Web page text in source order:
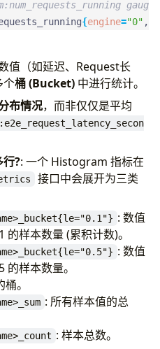
命中统计
样统计 (如果有)
计
输统计 (KV Cache Transfer,
else None)
gauge
{engine="0"
值（如延迟、Request长
个桶 (Bucket) 中进行统计。
布情况，而非仅仅是平均
行?: 一个 Histogram 指标在
接口中会展开为三类
: 数值
的样本数量 (累积计数)。
: 数值
的样本数量。
。
: 所有样本值的总
: 样本总数。